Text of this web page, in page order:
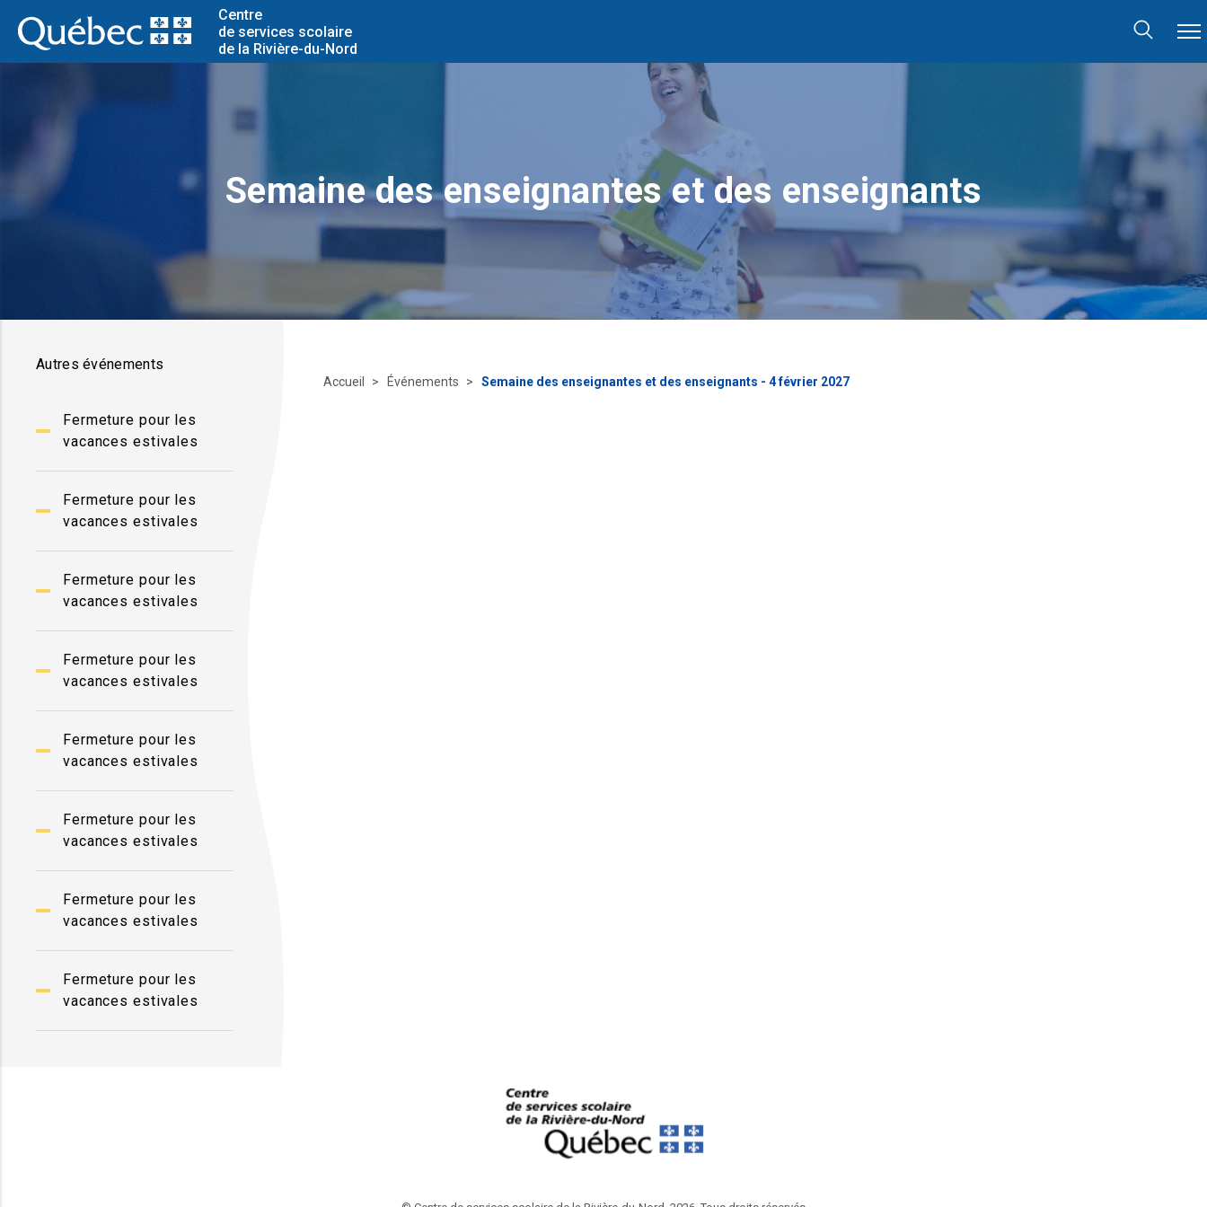
Centre
de services scolaire
de la Rivière-du-Nord
Semaine des enseignantes et des enseignants
Autres événements
Fermeture pour les
vacances estivales
Fermeture pour les
vacances estivales
Fermeture pour les
vacances estivales
Fermeture pour les
vacances estivales
Fermeture pour les
vacances estivales
Fermeture pour les
vacances estivales
Fermeture pour les
vacances estivales
Fermeture pour les
vacances estivales
Accueil Événements Semaine des enseignantes et des enseignants - 4 février 2027